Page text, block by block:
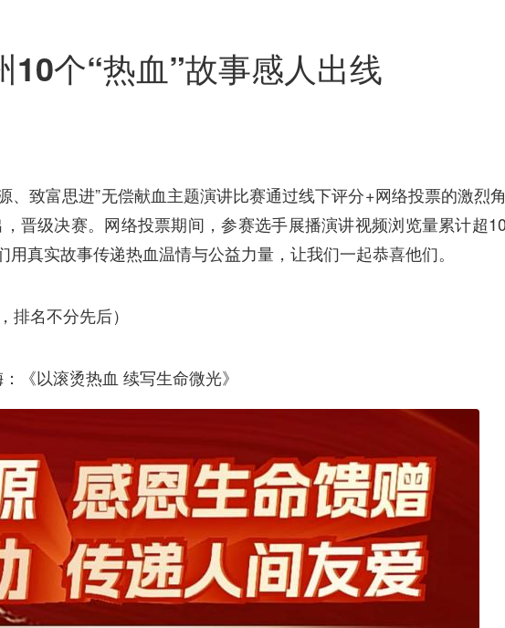
个“热血”故事感人出线
、致富思进”无偿献血主题演讲比赛通过线下评分+网络投票的激烈角
晋级决赛。网络投票期间，参赛选手展播演讲视频浏览量累计超10
真实故事传递热血温情与公益力量，让我们一起恭喜他们。
排名不分先后）
《以滚烫热血 续写生命微光》